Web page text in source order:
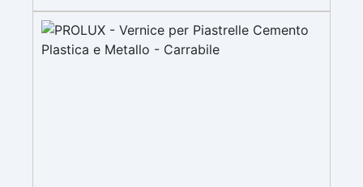
su superfici difficili anche verticali. Riempie
crepe e irregolarità del pavimento.
Rinnovandolo con una sola passata. 🔹 Senza